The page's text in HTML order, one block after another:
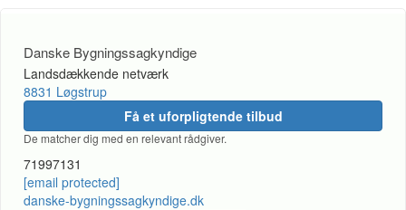
Danske Bygningssagkyndige
Landsdækkende netværk
8831 Løgstrup
Få et uforpligtende tilbud
De matcher dig med en relevant rådgiver.
71997131
[email protected]
danske-bygningssagkyndige.dk